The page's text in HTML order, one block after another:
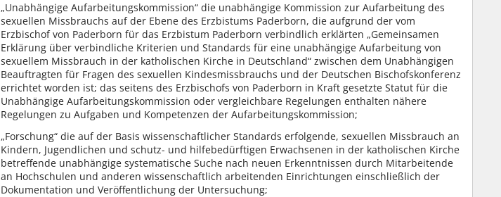
„Unabhängige Aufarbeitungskommission“ die unabhängige Kommission zur Aufarbeitung des
sexuellen Missbrauchs auf der Ebene des Erzbistums Paderborn, die aufgrund der vom
Erzbischof von Paderborn für das Erzbistum Paderborn verbindlich erklärten „Gemeinsamen
Erklärung über verbindliche Kriterien und Standards für eine unabhängige Aufarbeitung von
sexuellem Missbrauch in der katholischen Kirche in Deutschland“ zwischen dem Unabhängigen
Beauftragten für Fragen des sexuellen Kindesmissbrauchs und der Deutschen Bischofskonferenz
errichtet worden ist; das seitens des Erzbischofs von Paderborn in Kraft gesetzte Statut für die
Unabhängige Aufarbeitungskommission oder vergleichbare Regelungen enthalten nähere
Regelungen zu Aufgaben und Kompetenzen der Aufarbeitungskommission;
„Forschung“ die auf der Basis wissenschaftlicher Standards erfolgende, sexuellen Missbrauch an
Kindern, Jugendlichen und schutz- und hilfebedürftigen Erwachsenen in der katholischen Kirche
betreffende unabhängige systematische Suche nach neuen Erkenntnissen durch Mitarbeitende
an Hochschulen und anderen wissenschaftlich arbeitenden Einrichtungen einschließlich der
Dokumentation und Veröffentlichung der Untersuchung;